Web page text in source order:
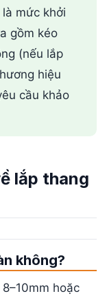
mức khởi
gồm kéo
(nếu lắp
hiệu
cầu khảo
lắp thang
không?
hoặc